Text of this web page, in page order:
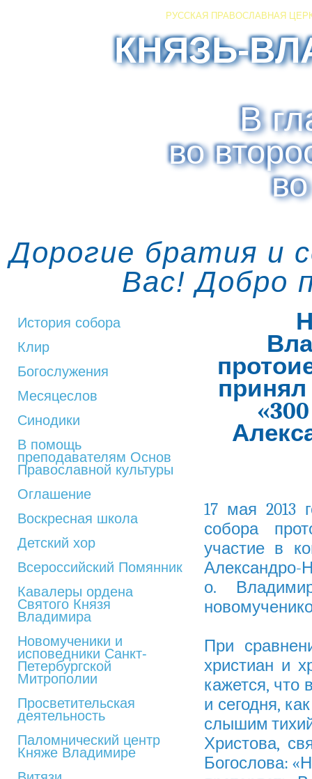
РУССКАЯ ПРАВОСЛАВНАЯ
КНЯЗЬ-
В
во
Дорогие братия и
Вас! Добро
История собора
Клир
Богослужения
Месяцеслов
Синодики
В помощь
преподавателям Основ
Православной культуры
Оглашение
Воскресная школа
Детский хор
Всероссийский Помянник
Кавалеры ордена
Святого Князя
Владимира
Новомученики и
исповедники Санкт-
Петербургской
Митрополии
Просветительская
деятельность
Паломнический центр
Княже Владимире
17 мая 2013
собора
участие в
Александро-
о.
При
христиан и
кажется, что
и сегодня,
слышим
Христова,
Богослова: